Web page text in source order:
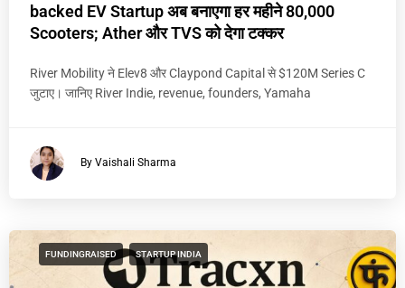
backed EV Startup अब बनाएगा हर महीने 80,000
Scooters; Ather और TVS को देगा टक्कर
River Mobility ने Elev8 और Claypond Capital से $120M Series C
जुटाए। जानिए River Indie, revenue, founders, Yamaha
By Vaishali Sharma
FUNDINGRAISED STARTUP INDIA